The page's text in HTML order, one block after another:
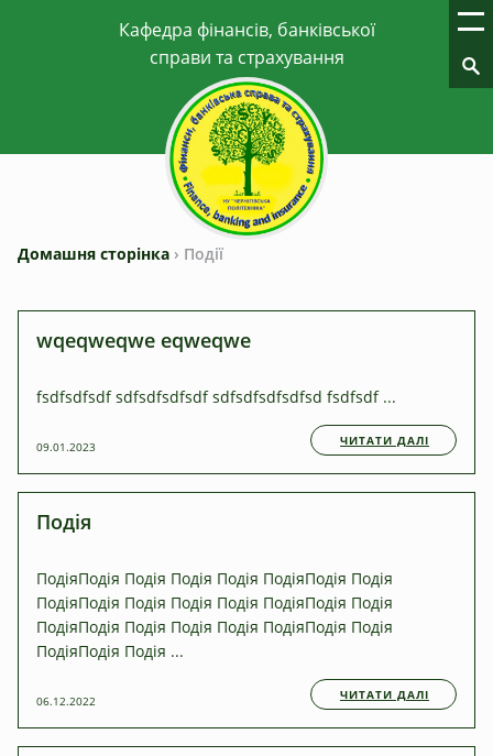
Домашня сторінка › Події
wqeqweqwe eqweqwe
fsdfsdfsdf sdfsdfsdfsdf sdfsdfsdfsdfsd fsdfsdf ...
09.01.2023 ЧИТАТИ ДАЛІ
Подія
ПодіяПодія Подія Подія Подія ПодіяПодія Подія
ПодіяПодія Подія Подія Подія ПодіяПодія Подія
ПодіяПодія Подія Подія Подія ПодіяПодія Подія
ПодіяПодія Подія ...
06.12.2022 ЧИТАТИ ДАЛІ